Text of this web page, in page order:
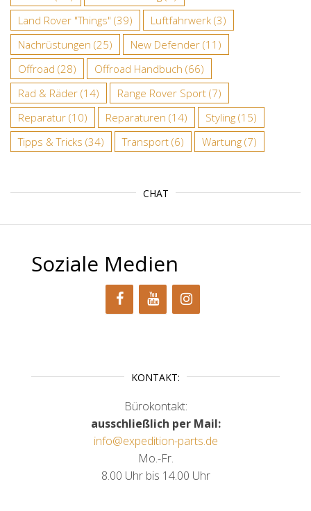
Land Rover "Things" (39) Luftfahrwerk (3)
Nachrüstungen (25) New Defender (11)
Offroad (28) Offroad Handbuch (66)
Rad & Räder (14) Range Rover Sport (7)
Reparatur (10) Reparaturen (14) Styling (15)
Tipps & Tricks (34) Transport (6) Wartung (7)
CHAT
Soziale Medien
KONTAKT:
Bürokontakt:
ausschließlich per Mail:
info@expedition-parts.de
Mo.-Fr.
8.00 Uhr bis 14.00 Uhr